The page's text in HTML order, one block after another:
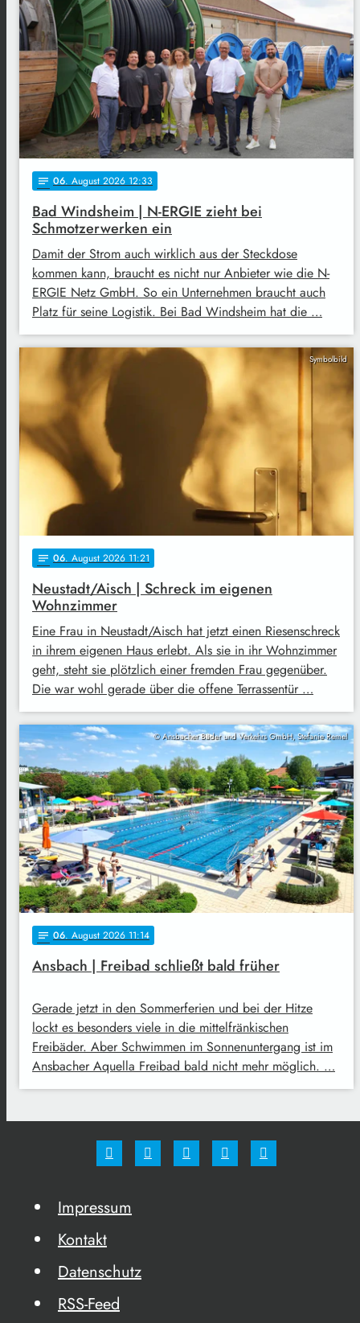
notes 06. August 2026 12:33
Bad Windsheim | N-ERGIE zieht bei
Schmotzerwerken ein
Damit der Strom auch wirklich aus der Steckdose
kommen kann, braucht es nicht nur Anbieter wie die N-
ERGIE Netz GmbH. So ein Unternehmen braucht auch
Platz für seine Logistik. Bei Bad Windsheim hat die …
Symbolbild
notes 06. August 2026 11:21
Neustadt/Aisch | Schreck im eigenen
Wohnzimmer
Eine Frau in Neustadt/Aisch hat jetzt einen Riesenschreck
in ihrem eigenen Haus erlebt. Als sie in ihr Wohnzimmer
geht, steht sie plötzlich einer fremden Frau gegenüber.
Die war wohl gerade über die offene Terrassentür …
© Ansbacher Bäder und Verkehrs GmbH, Stefanie Remel
notes 06. August 2026 11:14
Ansbach | Freibad schließt bald früher
Gerade jetzt in den Sommerferien und bei der Hitze
lockt es besonders viele in die mittelfränkischen
Freibäder. Aber Schwimmen im Sonnenuntergang ist im
Ansbacher Aquella Freibad bald nicht mehr möglich. …
Impressum
Kontakt
Datenschutz
RSS-Feed